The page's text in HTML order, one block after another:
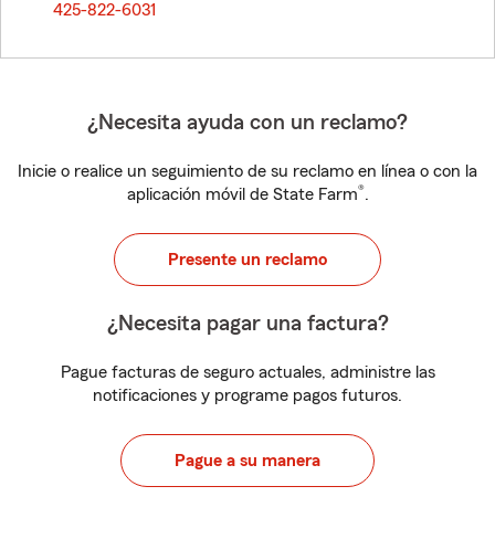
425-822-6031
¿Necesita ayuda con un reclamo?
Inicie o realice un seguimiento de su reclamo en línea o con la
aplicación móvil de State Farm®.
Presente un reclamo
¿Necesita pagar una factura?
Pague facturas de seguro actuales, administre las
notificaciones y programe pagos futuros.
Pague a su manera